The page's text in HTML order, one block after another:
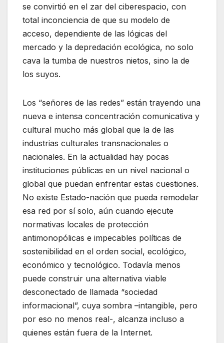
se convirtió en el zar del ciberespacio, con
total inconciencia de que su modelo de
acceso, dependiente de las lógicas del
mercado y la depredación ecológica, no solo
cava la tumba de nuestros nietos, sino la de
los suyos.
Los “señores de las redes” están trayendo una
nueva e intensa concentración comunicativa y
cultural mucho más global que la de las
industrias culturales transnacionales o
nacionales. En la actualidad hay pocas
instituciones públicas en un nivel nacional o
global que puedan enfrentar estas cuestiones.
No existe Estado-nación que pueda remodelar
esa red por sí solo, aún cuando ejecute
normativas locales de protección
antimonopólicas e impecables políticas de
sostenibilidad en el orden social, ecológico,
económico y tecnológico. Todavía menos
puede construir una alternativa viable
desconectado de llamada “sociedad
informacional”, cuya sombra –intangible, pero
por eso no menos real-, alcanza incluso a
quienes están fuera de la Internet.